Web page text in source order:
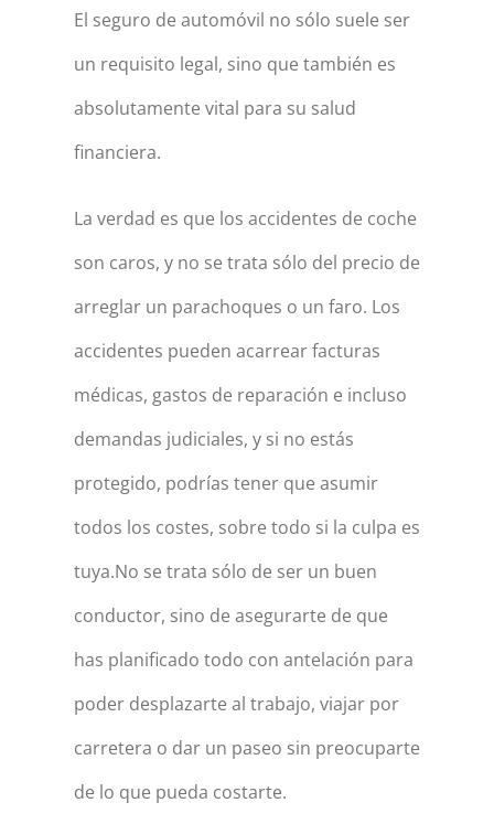
El seguro de automóvil no sólo suele ser
un requisito legal, sino que también es
absolutamente vital para su salud
financiera.
La verdad es que los accidentes de coche
son caros, y no se trata sólo del precio de
arreglar un parachoques o un faro. Los
accidentes pueden acarrear facturas
médicas, gastos de reparación e incluso
demandas judiciales, y si no estás
protegido, podrías tener que asumir
todos los costes, sobre todo si la culpa es
tuya.No se trata sólo de ser un buen
conductor, sino de asegurarte de que
has planificado todo con antelación para
poder desplazarte al trabajo, viajar por
carretera o dar un paseo sin preocuparte
de lo que pueda costarte.